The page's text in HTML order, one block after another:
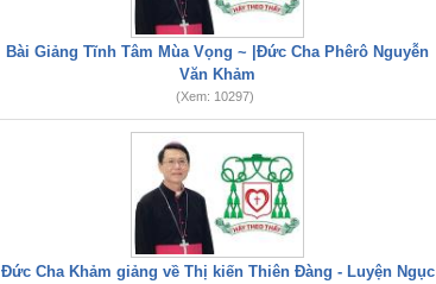
Bài Giảng Tĩnh Tâm Mùa Vọng ~ |Đức Cha Phêrô Nguyễn
Văn Khảm
(Xem: 10297)
Đức Cha Khảm giảng về Thị kiến Thiên Đàng - Luyện Ngục